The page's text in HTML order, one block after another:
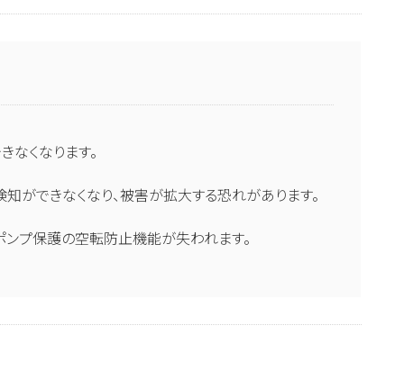
くなります。
ができなくなり、被害が拡大する恐れがあります。
プ保護の空転防止機能が失われます。